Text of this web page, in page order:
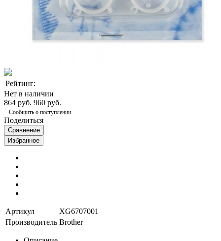
Рейтинг:
Нет в наличии
864 руб. 960 руб.
Сообщить о поступлении
Поделиться
Сравнение
Избранное
Артикул
XG6707001
Производитель Brother